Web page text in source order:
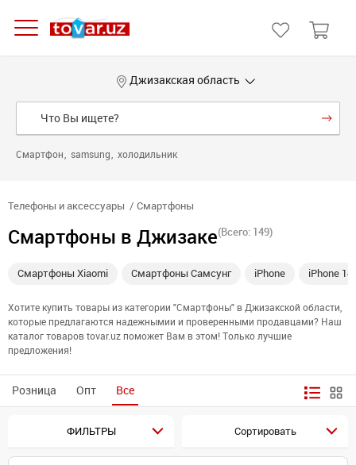
Джизакская область
Смартфон samsung холодильник
Телефоны и аксессуары Смартфоны
Смартфоны в Джизаке(Всего: 149)
Смартфоны Xiaomi Смартфоны Самсунг iPhone iPhone 14
Хотите купить товары из категории "Смартфоны" в Джизакской области,
которые предлагаются надежнымии и проверенными продавцами? Наш
каталог товаров tovar.uz поможет Вам в этом! Только лучшие
предложения!
Розница Опт Все
ФИЛЬТРЫ Сортировать